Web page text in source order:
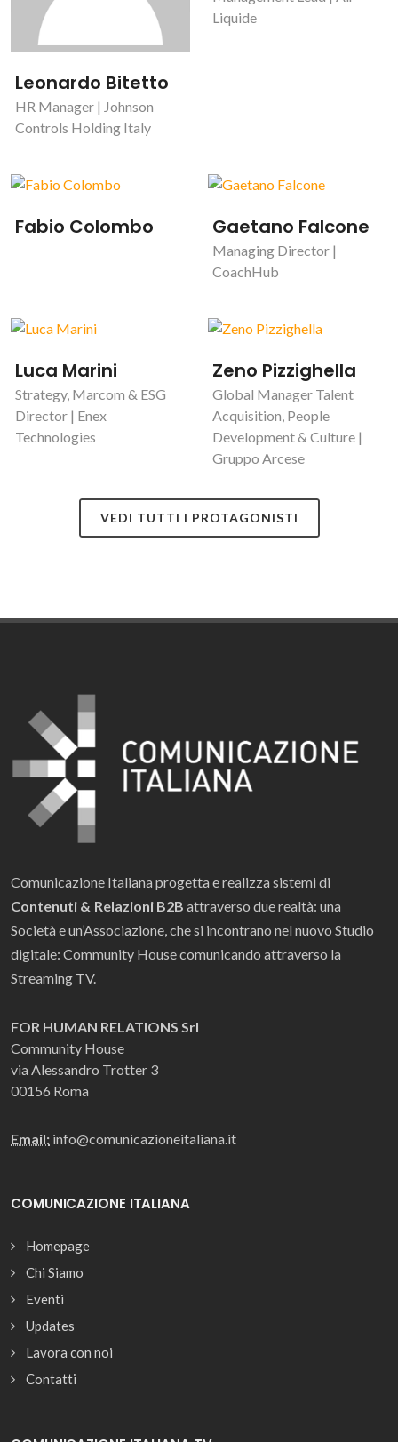
Leonardo Bitetto
HR Manager | Johnson
Controls Holding Italy
Liquide
Fabio Colombo Gaetano Falcone
Managing Director |
CoachHub
Luca Marini
Strategy, Marcom & ESG
Director | Enex
Technologies
Zeno Pizzighella
Global Manager Talent
Acquisition, People
Development & Culture |
Gruppo Arcese
VEDI TUTTI I PROTAGONISTI
Comunicazione Italiana progetta e realizza sistemi di
Contenuti & Relazioni B2B attraverso due realtà: una
Società e un’Associazione, che si incontrano nel nuovo Studio
digitale: Community House comunicando attraverso la
Streaming TV.
FOR HUMAN RELATIONS Srl
Community House
via Alessandro Trotter 3
00156 Roma
Email: info@comunicazioneitaliana.it
COMUNICAZIONE ITALIANA
Homepage
Chi Siamo
Eventi
Updates
Lavora con noi
Contatti